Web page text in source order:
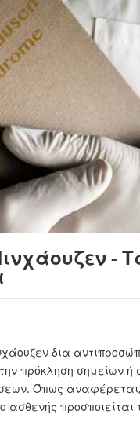
-
δια
πρόκληση σημείων
Όπως
ασθενής